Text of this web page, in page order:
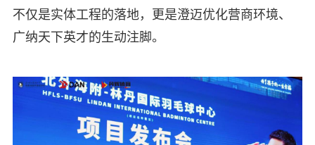
不仅是实体工程的落地，更是澄迈优化营商环境、
广纳天下英才的生动注脚。